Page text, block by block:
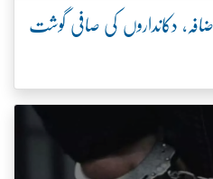
دکانداروں کی صافی گوشت